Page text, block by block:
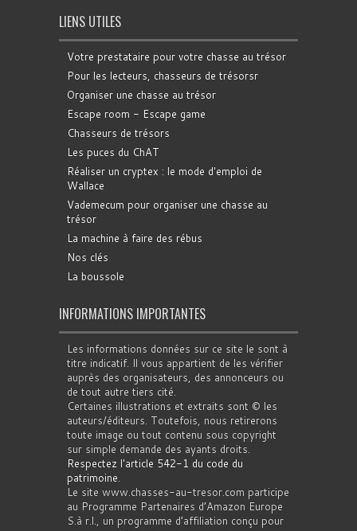
LIENS UTILES
Votre prestataire pour votre chasse au trésor
Pour les lecteurs, chasseurs de trésorsr
Organiser une chasse au trésor
Escape room - Escape game
Chasseurs de trésors
Les puces du ChAT
Réaliser un cryptex : le mode d'emploi de
Wallace
Vademecum pour organiser une chasse au
trésor
La machine à faire des rébus
Nos clés
La boussole
INFORMATIONS IMPORTANTES
Les informations données sur ce site le sont à
titre indicatif. Il vous appartient de les vérifier
auprès des organisateurs, des annonceurs ou
de tout autre tiers cité.
Certaines illustrations et extraits sont © les
auteurs/éditeurs. Toutefois, nous retirerons
toute image ou tout contenu sous copyright
sur simple demande des ayants droits.
Respectez l'article 542-1 du code du
patrimoine.
Le site www.chasses-au-tresor.com participe
au Programme Partenaires d’Amazon Europe
S.à r.l., un programme d’affiliation conçu pour